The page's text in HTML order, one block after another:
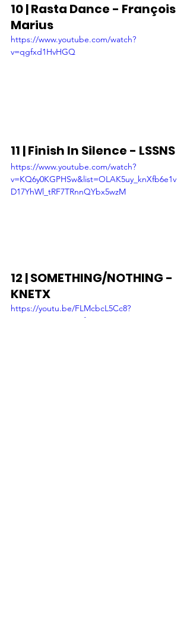
10 | Rasta Dance - François
Marius
https://www.youtube.com/watch?
v=qgfxd1HvHGQ
11 | Finish In Silence - LSSNS
https://www.youtube.com/watch?
v=KQ6y0KGPHSw&list=OLAK5uy_knXfb6e1v
D17YhWl_tRF7TRnnQYbx5wzM
12 | SOMETHING/NOTHING -
KNETX
https://youtu.be/FLMcbcL5Cc8?
si=Z_8KW1MHOJmfgMt6